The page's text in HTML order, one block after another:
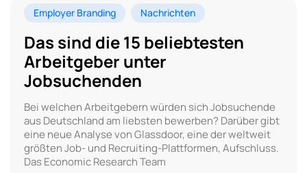
Employer Branding Nachrichten
Das sind die 15 beliebtesten
Arbeitgeber unter
Jobsuchenden
Bei welchen Arbeitgebern würden sich Jobsuchende
aus Deutschland am liebsten bewerben? Darüber gibt
eine neue Analyse von Glassdoor, eine der weltweit
größten Job- und Recruiting-Plattformen, Aufschluss.
Das Economic Research Team